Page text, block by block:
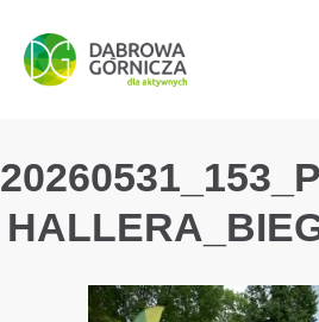
PRZEJDŹ DO MENU
PRZEJDŹ DO WYSZUKIWARKI
PRZEJDŹ DO TREŚCI